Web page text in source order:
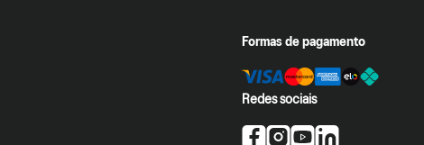
Formas de pagamento
Redes sociais